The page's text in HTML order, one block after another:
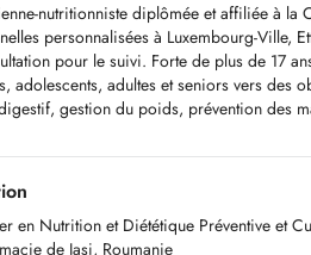
nutritionniste diplômée et affiliée à la
personnalisées à Luxembourg-Ville,
pour le suivi. Forte de plus de 17
adolescents, adultes et seniors vers des
gestion du poids, prévention des
de l'ANDL, je respecte un code de
alimentaire et j'agis exclusivement
en Nutrition et Diététique Préventive et
de Iași, Roumanie